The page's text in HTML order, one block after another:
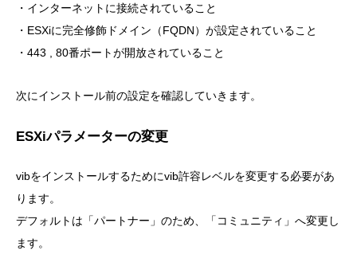
・インターネットに接続されていること
・ESXiに完全修飾ドメイン（FQDN）が設定されていること
・443 , 80番ポートが開放されていること
次にインストール前の設定を確認していきます。
ESXiパラメーターの変更
vibをインストールするためにvib許容レベルを変更する必要があ
ります。
デフォルトは「パートナー」のため、「コミュニティ」へ変更し
ます。